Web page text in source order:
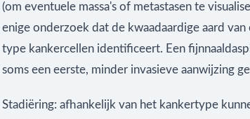
(om eventuele massa's of metastasen te
enige onderzoek dat de kwaadaardige aard
type kankercellen identificeert. Een
soms een eerste, minder invasieve aanwijzing
Stadiëring: afhankelijk van het kankertype